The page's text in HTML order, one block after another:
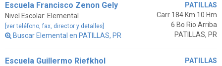
Escuela Francisco Zenon Gely
Nivel Escolar: Elemental
[ver teléfono, fax, director y detalles]
Buscar Elemental en PATILLAS, PR
PATILLAS
Carr 184 Km 10 Hm
6 Bo Rio Arriba
PATILLAS, PR
Escuela Guillermo Riefkhol
PATILLAS